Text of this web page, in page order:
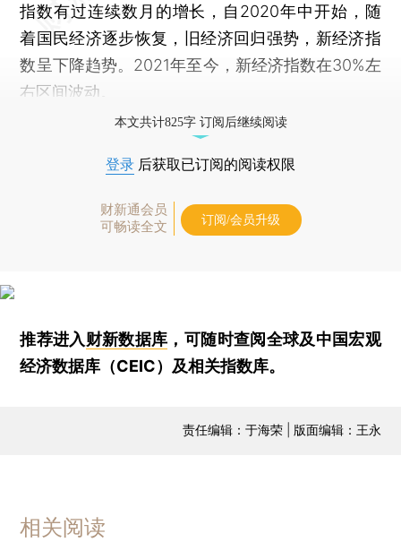
指数有过连续数月的增长，自2020年中开始，随
着国民经济逐步恢复，旧经济回归强势，新经济指
数呈下降趋势。2021年至今，新经济指数在30%左
右区间波动。
本文共计825字 订阅后继续阅读
登录 后获取已订阅的阅读权限
财新通会员
可畅读全文
订阅/会员升级
推荐进入财新数据库 ，可随时查阅全球及中国宏观
经济数据库（CEIC）及相关指数库。
责任编辑：于海荣 | 版面编辑：王永
相关阅读